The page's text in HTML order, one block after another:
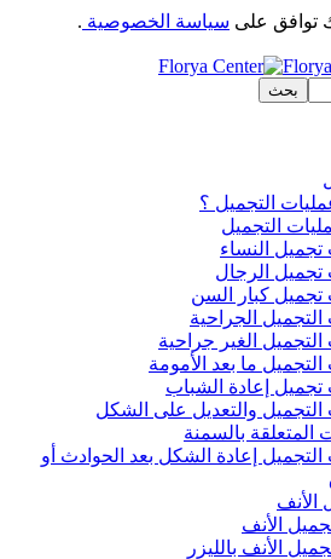
توافق على سياسة الخصوصية .
التجميل ؟
التجميل
تجميل النساء
تجميل الرجال
تجميل كبار السن
الجراحية
الغير جراحية
ما بعد الأمومة
تجميل إعادة الشباب
التجميل والتعديل على الشكل
المتعلقة بالسمنة
التجميل إعادة الشكل بعد الحوادث أو
الأنف
الأنف
الأنف بالليزر